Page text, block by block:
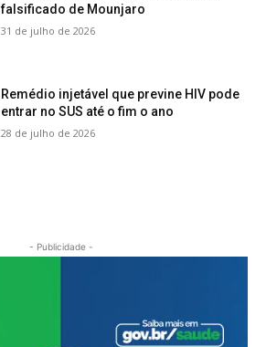
falsificado de Mounjaro
31 de julho de 2026
Remédio injetável que previne HIV pode
entrar no SUS até o fim o ano
28 de julho de 2026
- Publicidade -